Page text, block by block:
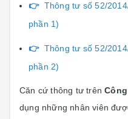
👉 Thông tư số 52/
phần 1)
👉 Thông tư số 52/
phần 2)
Căn cứ thông tư trên
dụng những nhân viên